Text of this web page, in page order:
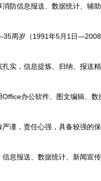
信息报送、数据统计、辅助
岁（1991年5月1日—2008
，信息提炼、归纳、报送精
办公软件、图文编辑、数
，责任心强，具备较强的保
报送、数据统计、新闻宣传